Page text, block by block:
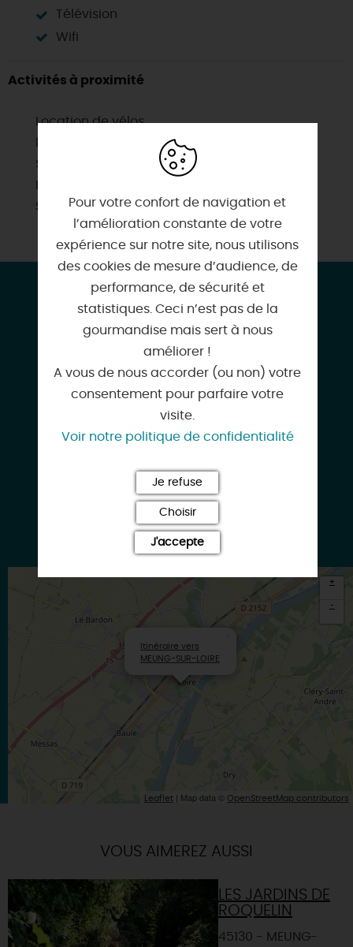
Télévision
Wifi
Activités à proximité
Location de vélos
Sentier de randonnée
Sites de visites
CONTACT & LOCALISATION
La maison du château
Rue Porte Guignard
45130 MEUNG-SUR-LOIRE
www.airbnb.fr
Itinéraire vers
MEUNG-SUR-LOIRE
+
-
Leaflet | Map data © OpenStreetMap contributors
VOUS AIMEREZ AUSSI
LES JARDINS DE
ROQUELIN
45130 - MEUNG-
Pour votre confort de navigation et
l’amélioration constante de votre
expérience sur notre site, nous utilisons
des cookies de mesure d’audience, de
performance, de sécurité et
statistiques. Ceci n’est pas de la
gourmandise mais sert à nous
améliorer !
A vous de nous accorder (ou non) votre
consentement pour parfaire votre
visite.
Voir notre politique de confidentialité
Je refuse
Choisir
J'accepte